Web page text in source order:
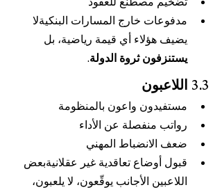
مدفوعات خارج المسارات البنكيةلا
يضيف هؤلاء أي قيمة رياضية، بل
يستنزفون ثروة الدولة.
3.3 اللاعبون
مستفيدون واعون بالمنظومة
رواتب منفصلة عن الأداء
ضعف الانضباط المهني
قبول أوضاع تعاقدية غير عقلانيةبعض
اللاعبين الأجانب يوقّعون، لا يلعبون،